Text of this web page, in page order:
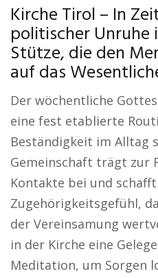
Kirche Tirol – In
politischer Unruhe
Stütze, die den
auf das
Der wöchentliche
eine fest etablierte
Beständigkeit im Alltag
Gemeinschaft trägt zur
Kontakte bei und
Zugehörigkeitsgefühl,
der Vereinsamung
in der Kirche eine
Meditation, um Sorgen